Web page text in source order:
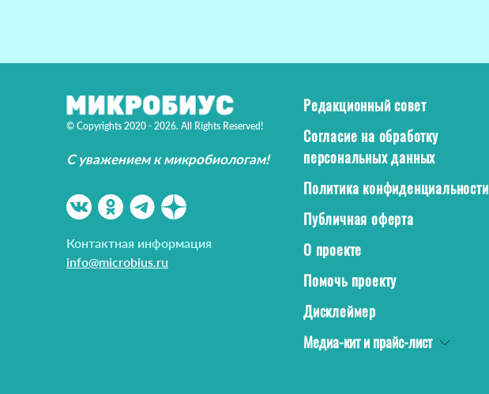
© Copyrights 2020 - 2026. All Rights Reserved!
С уважением к микробиологам!
Контактная информация
info@microbius.ru
Редакционный совет
Согласие на обработку
персональных данных
Политика конфиденциальности
Публичная оферта
О проекте
Помочь проекту
Дисклеймер
Медиа-кит и прайс-лист